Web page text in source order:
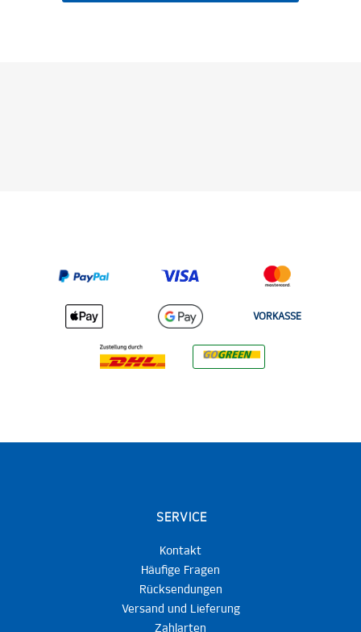
VORKASSE
SERVICE
Kontakt
Häufige Fragen
Rücksendungen
Versand und Lieferung
Zahlarten